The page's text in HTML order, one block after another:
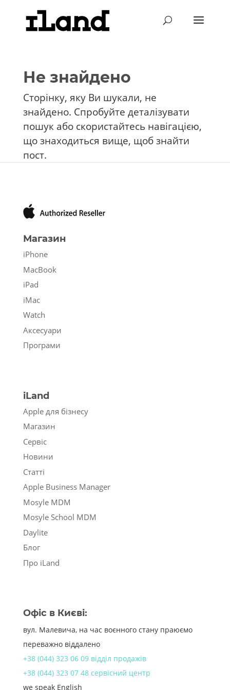
Не знайдено
Сторінку, яку Ви шукали, не
знайдено. Спробуйте деталізувати
пошук або скористайтесь навігацією,
що знаходиться вище, щоб знайти
пост.
Магазин
iPhone
MacBook
iPad
iMac
Watch
Аксесуари
Програми
iLand
Apple для бізнесу
Магазин
Сервіс
Новини
Статті
Apple Business Manager
Mosyle MDM
Mosyle School MDM
Daylite
Блог
Про iLand
Офіс в Києві:
вул. Малевича, на час воєнного стану праюємо
переважно віддалено
+38 (044) 323 06 09 відділ продажів
+38 (044) 323 07 48 сервісний центр
we speak English